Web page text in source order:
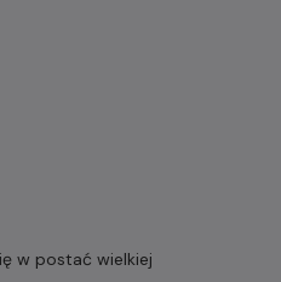
w postać wielkiej